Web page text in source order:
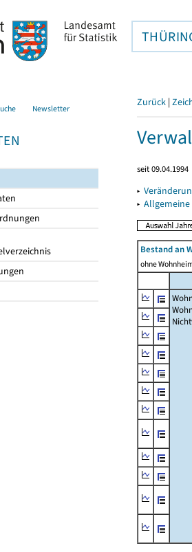
Newsletter Zurück |
seit 09.04.1994
▸
▸
Bestand an
ohne